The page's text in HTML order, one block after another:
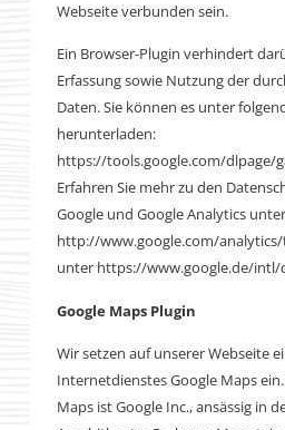
Webseite verbunden sein.
Ein Browser-Plugin verhindert
Erfassung sowie Nutzung der
Daten. Sie können es unter
herunterladen:
https://tools.google.com/dlpage/
Erfahren Sie mehr zu den
Google und Google Analytics
http://www.google.com/
unter https://www.google.de/intl/
Google Maps Plugin
Wir setzen auf unserer Webseite
Internetdienstes Google Maps
Maps ist Google Inc., ansässig in